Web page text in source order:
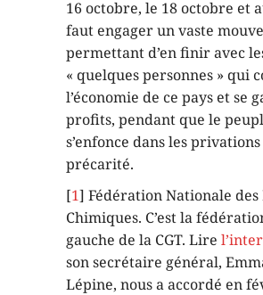
16 octobre, le 18 octobre et
faut engager un vaste
permettant d’en finir avec
« quelques personnes » qui
l’économie de ce pays et se
profits, pendant que le
s’enfonce dans les
précarité.
[1] Fédération Nationale
Chimiques. C’est la
gauche de la CGT. Lire
son secrétaire général,
Lépine, nous a accordé en